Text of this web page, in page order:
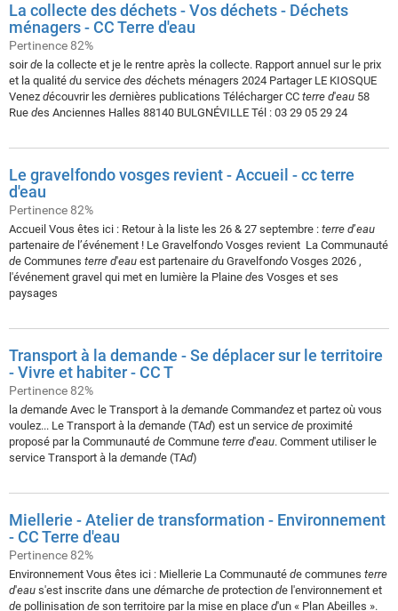
La collecte des déchets - Vos déchets - Déchets
ménagers - CC Terre d'eau
Pertinence 82%
soirde la collecte et je le rentre après la collecte. Rapport annuel sur le prix
et la qualité du service des déchets ménagers 2024 Partager LE KIOSQUE
Venez découvrir les dernières publications Télécharger CC terre d'eau 58
Rue des Anciennes Halles 88140 BULGNÉVILLE Tél : 03 29 05 29 24
Le gravelfondo vosges revient - Accueil - cc terre
d'eau
Pertinence 82%
Accueil Vous êtes ici : Retour à la liste les 26 & 27 septembre : terre d’eau
partenaire de l’événement ! Le Gravelfondo Vosges revient ️ La Communauté
de Communes terre d'eau est partenaire du Gravelfondo Vosges 2026 ,
l'événement gravel qui met en lumière la Plaine des Vosges et ses
paysages
Transport à la demande - Se déplacer sur le territoire
- Vivre et habiter - CC T
Pertinence 82%
la demande Avec le Transport à la demande Commandez et partez où vous
voulez... Le Transport à la demande (TAd) est un service de proximité
proposé par la Communauté de Commune terre d'eau. Comment utiliser le
service Transport à la demande (TAd)
Miellerie - Atelier de transformation - Environnement
- CC Terre d'eau
Pertinence 82%
Environnement Vous êtes ici : Miellerie La Communauté de communes terre
d'eau s'est inscrite dans une démarche de protection de l'environnement et
de pollinisation de son territoire par la mise en place d'un « Plan Abeilles ».